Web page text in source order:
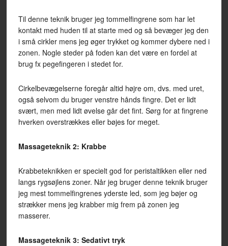
Til denne teknik bruger jeg tommelfingrene som har let
kontakt med huden til at starte med og så bevæger jeg den
i små cirkler mens jeg øger trykket og kommer dybere ned i
zonen. Nogle steder på foden kan det være en fordel at
brug fx pegefingeren i stedet for.
Cirkelbevægelserne foregår altid højre om, dvs. med uret,
også selvom du bruger venstre hånds fingre. Det er lidt
svært, men med lidt øvelse går det fint. Sørg for at fingrene
hverken overstrækkes eller bøjes for meget.
Massageteknik 2: Krabbe
Krabbeteknikken er specielt god for peristaltikken eller ned
langs rygsøjlens zoner. Når jeg bruger denne teknik bruger
jeg mest tommelfingrenes yderste led, som jeg bøjer og
strækker mens jeg krabber mig frem på zonen jeg
masserer.
Massageteknik 3: Sedativt tryk